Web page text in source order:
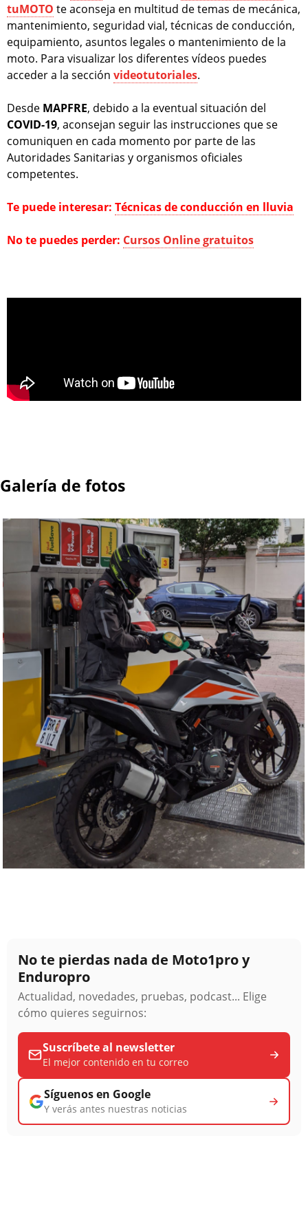
tuMOTO te aconseja en multitud de temas de mecánica,
mantenimiento, seguridad vial, técnicas de conducción,
equipamiento, asuntos legales o mantenimiento de la
moto. Para visualizar los diferentes vídeos puedes
acceder a la sección videotutoriales.
Desde MAPFRE, debido a la eventual situación del
COVID-19, aconsejan seguir las instrucciones que se
comuniquen en cada momento por parte de las
Autoridades Sanitarias y organismos oficiales
competentes.
Te puede interesar: Técnicas de conducción en lluvia
No te puedes perder: Cursos Online gratuitos
Galería de fotos
No te pierdas nada de Moto1pro y
Enduropro
Actualidad, novedades, pruebas, podcast... Elige
cómo quieres seguirnos:
Suscríbete al newsletter
El mejor contenido en tu correo
Síguenos en Google
Y verás antes nuestras noticias